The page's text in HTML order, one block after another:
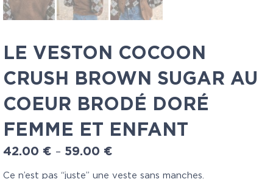
LE VESTON COCOON
CRUSH BROWN SUGAR AU
COEUR BRODÉ DORÉ
FEMME ET ENFANT
42.00 € – 59.00 €
Ce n’est pas “juste” une veste sans manches.